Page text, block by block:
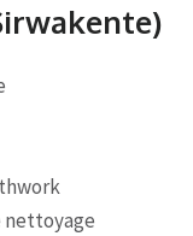
nettoyage